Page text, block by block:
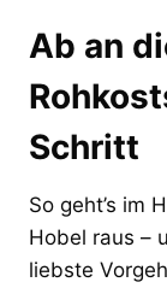
Ab an
Schritt
So geht’s im
Hobel raus –
liebste